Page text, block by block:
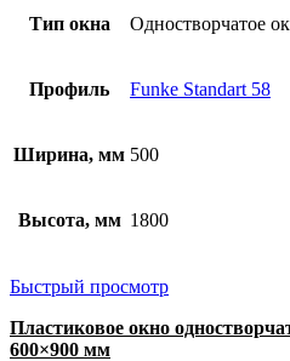
Тип окна Одностворчатое
Профиль Funke Standart 58
Ширина, мм 500
Высота, мм 1800
Быстрый просмотр
Пластиковое окно
600×900 мм